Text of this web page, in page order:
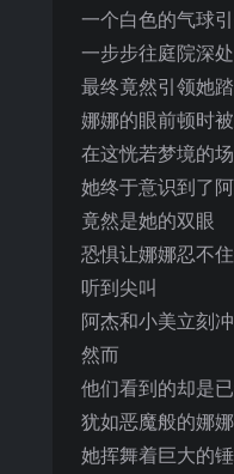
一个白色的气球
一步步往庭院深
最终竟然引领她
娜娜的眼前顿时
在这恍若梦境的
她终于意识到了
竟然是她的双眼
恐惧让娜娜忍不
听到尖叫
阿杰和小美立刻
然而
他们看到的却是
犹如恶魔般的娜娜
她挥舞着巨大的